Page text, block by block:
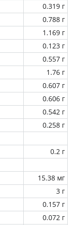
0.319 г
0.788 г
1.169 г
0.123 г
0.557 г
1.76 г
0.607 г
0.606 г
0.542 г
0.258 г
0.2 г
15.38 мг
3 г
0.157 г
0.072 г